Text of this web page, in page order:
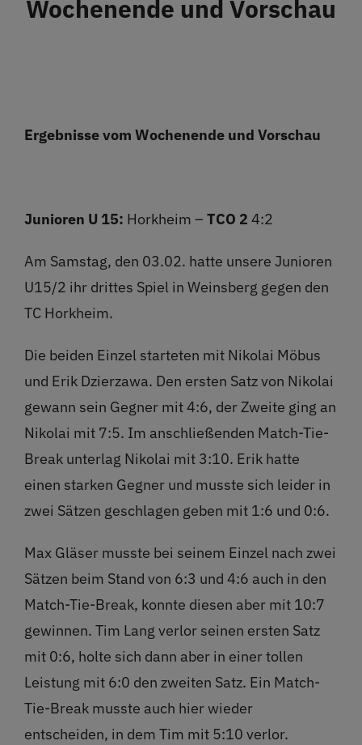
Restaurant
Platz buchen
Wochenende und Vorschau
Ergebnisse vom Wochenende und Vorschau
Junioren U 15: Horkheim – TCO 2 4:2
Am Samstag, den 03.02. hatte unsere Junioren
U15/2 ihr drittes Spiel in Weinsberg gegen den
TC Horkheim.
Die beiden Einzel starteten mit Nikolai Möbus
und Erik Dzierzawa. Den ersten Satz von Nikolai
gewann sein Gegner mit 4:6, der Zweite ging an
Nikolai mit 7:5. Im anschließenden Match-Tie-
Break unterlag Nikolai mit 3:10. Erik hatte
einen starken Gegner und musste sich leider in
zwei Sätzen geschlagen geben mit 1:6 und 0:6.
Max Gläser musste bei seinem Einzel nach zwei
Sätzen beim Stand von 6:3 und 4:6 auch in den
Match-Tie-Break, konnte diesen aber mit 10:7
gewinnen. Tim Lang verlor seinen ersten Satz
mit 0:6, holte sich dann aber in einer tollen
Leistung mit 6:0 den zweiten Satz. Ein Match-
Tie-Break musste auch hier wieder
entscheiden, in dem Tim mit 5:10 verlor.